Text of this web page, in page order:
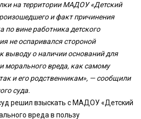
на территории МАДОУ «Детский
и факт причинения
по вине работника детского
не оспаривался стороной
выводу о наличии оснований для
морального вреда, как самому
и его родственникам», — сообщили
суда.
решил взыскать с МАДОУ «Детский
вреда в пользу